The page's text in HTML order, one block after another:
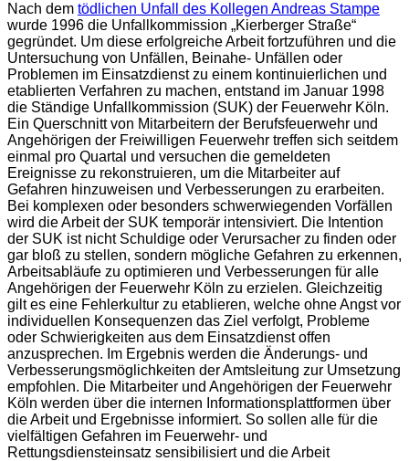
Nach dem tödlichen Unfall des Kollegen Andreas Stampe
wurde 1996 die Unfallkommission „Kierberger Straße“
gegründet. Um diese erfolgreiche Arbeit fortzuführen und die
Untersuchung von Unfällen, Beinahe- Unfällen oder
Problemen im Einsatzdienst zu einem kontinuierlichen und
etablierten Verfahren zu machen, entstand im Januar 1998
die Ständige Unfallkommission (SUK) der Feuerwehr Köln.
Ein Querschnitt von Mitarbeitern der Berufsfeuerwehr und
Angehörigen der Freiwilligen Feuerwehr treffen sich seitdem
einmal pro Quartal und versuchen die gemeldeten
Ereignisse zu rekonstruieren, um die Mitarbeiter auf
Gefahren hinzuweisen und Verbesserungen zu erarbeiten.
Bei komplexen oder besonders schwerwiegenden Vorfällen
wird die Arbeit der SUK temporär intensiviert. Die Intention
der SUK ist nicht Schuldige oder Verursacher zu finden oder
gar bloß zu stellen, sondern mögliche Gefahren zu erkennen,
Arbeitsabläufe zu optimieren und Verbesserungen für alle
Angehörigen der Feuerwehr Köln zu erzielen. Gleichzeitig
gilt es eine Fehlerkultur zu etablieren, welche ohne Angst vor
individuellen Konsequenzen das Ziel verfolgt, Probleme
oder Schwierigkeiten aus dem Einsatzdienst offen
anzusprechen. Im Ergebnis werden die Änderungs- und
Verbesserungsmöglichkeiten der Amtsleitung zur Umsetzung
empfohlen. Die Mitarbeiter und Angehörigen der Feuerwehr
Köln werden über die internen Informationsplattformen über
die Arbeit und Ergebnisse informiert. So sollen alle für die
vielfältigen Gefahren im Feuerwehr- und
Rettungsdiensteinsatz sensibilisiert und die Arbeit